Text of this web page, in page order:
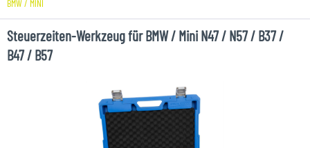
BMW / MINI
Steuerzeiten-Werkzeug für BMW / Mini N47 / N57 / B37 /
B47 / B57